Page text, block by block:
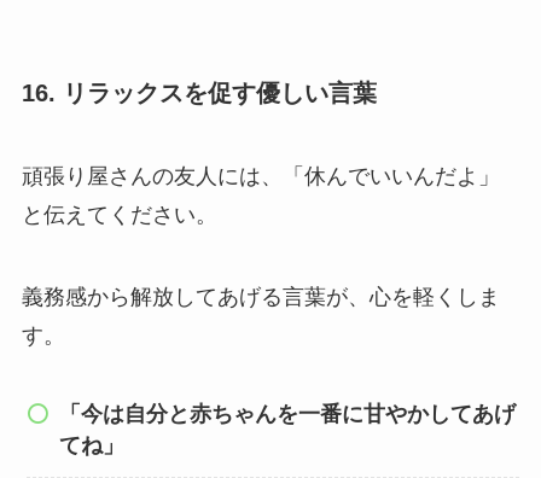
16. リラックスを促す優しい言葉
頑張り屋さんの友人には、「休んでいいんだよ」
と伝えてください。
義務感から解放してあげる言葉が、心を軽くしま
す。
「今は自分と赤ちゃんを一番に甘やかしてあげ
てね」